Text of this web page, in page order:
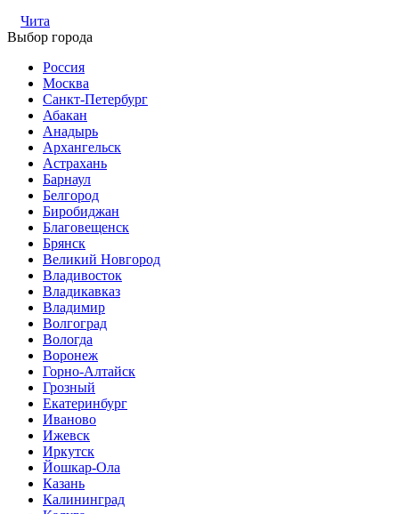
Чита
Выбор города
Россия
Москва
Санкт-Петербург
Абакан
Анадырь
Архангельск
Астрахань
Барнаул
Белгород
Биробиджан
Благовещенск
Брянск
Великий Новгород
Владивосток
Владикавказ
Владимир
Волгоград
Вологда
Воронеж
Горно-Алтайск
Грозный
Екатеринбург
Иваново
Ижевск
Иркутск
Йошкар-Ола
Казань
Калининград